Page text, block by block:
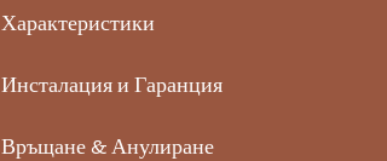
Характеристики
Инсталация и Гаранция
Връщане & Анулиране